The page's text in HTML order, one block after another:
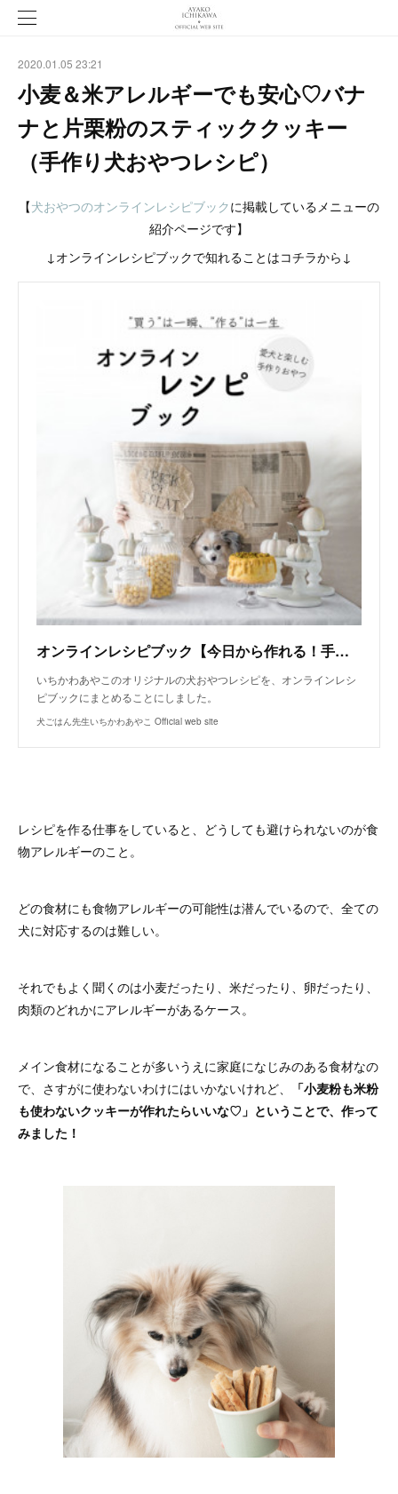
2020.01.05 23:21
小麦＆米アレルギーでも安心♡バナ
ナと片栗粉のスティッククッキー
（手作り犬おやつレシピ）
【犬おやつのオンラインレシピブックに掲載しているメニューの
紹介ページです】
↓オンラインレシピブックで知れることはコチラから↓
オンラインレシピブック【今日から作れる！手作り犬おやつレシピ】
いちかわあやこのオリジナルの犬おやつレシピを、オンラインレシ
ピブックにまとめることにしました。
犬ごはん先生いちかわあやこ Official web site
レシピを作る仕事をしていると、どうしても避けられないのが食
物アレルギーのこと。
どの食材にも食物アレルギーの可能性は潜んでいるので、全ての
犬に対応するのは難しい。
それでもよく聞くのは小麦だったり、米だったり、卵だったり、
肉類のどれかにアレルギーがあるケース。
メイン食材になることが多いうえに家庭になじみのある食材なの
で、さすがに使わないわけにはいかないけれど、
「小麦粉も米粉
も使わないクッキーが作れたらいいな♡」ということで、作って
みました！